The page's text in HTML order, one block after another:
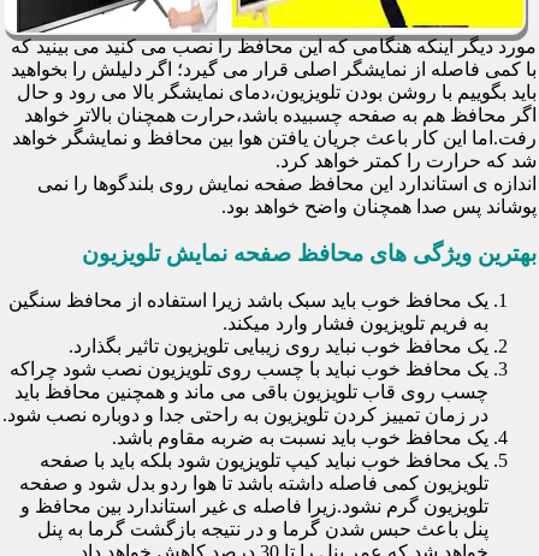
مورد دیگر اینکه هنگامی که این محافظ را نصب می کنید می بینید که
با کمی فاصله از نمایشگر اصلی قرار می گیرد؛ اگر دلیلش را بخواهید
باید بگوییم با روشن بودن تلویزیون،دمای نمایشگر بالا می رود و حال
اگر محافظ هم به صفحه چسبیده باشد،حرارت همچنان بالاتر خواهد
رفت.اما این کار باعث جریان یافتن هوا بین محافظ و نمایشگر خواهد
شد که حرارت را کمتر خواهد کرد.
اندازه ی استاندارد این محافظ صفحه نمایش روی بلندگوها را نمی
پوشاند پس صدا همچنان واضح خواهد بود.
بهترین ویژگی های محافظ صفحه نمایش تلویزیون
یک محافظ خوب باید سبک باشد زیرا استفاده از محافظ سنگین
به فریم تلویزیون فشار وارد میکند.
یک محافظ خوب نباید روی زیبایی تلویزیون تاثیر بگذارد.
یک محافظ خوب نباید با چسب روی تلویزیون نصب شود چراکه
چسب روی قاب تلویزیون باقی می ماند و همچنین محافظ باید
در زمان تمییز کردن تلویزیون به راحتی جدا و دوباره نصب شود.
یک محافظ خوب باید نسبت به ضربه مقاوم باشد.
یک محافظ خوب نباید کیپ تلویزیون شود بلکه باید با صفحه
تلویزیون کمی فاصله داشته باشد تا هوا ردو بدل شود و صفحه
تلویزیون گرم نشود.زیرا فاصله ی غیر استاندارد بین محافظ و
پنل باعث حبس شدن گرما و در نتیجه بازگشت گرما به پنل